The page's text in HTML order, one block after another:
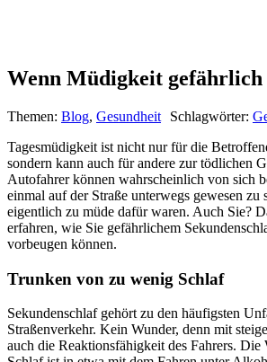
Wenn Müdigkeit
Themen: Blog, Gesundheit Schlagwörter:
Tagesmüdigkeit ist nicht nur für die
sondern kann auch für andere zur tödlichen
Autofahrer können wahrscheinlich von sich
einmal auf der Straße unterwegs gewesen zu
eigentlich zu müde dafür waren. Auch Sie?
erfahren, wie Sie gefährlichem
vorbeugen können.
Trunken von zu wenig Schlaf
Sekundenschlaf gehört zu den häufigsten
Straßenverkehr. Kein Wunder, denn mit
auch die Reaktionsfähigkeit des Fahrers.